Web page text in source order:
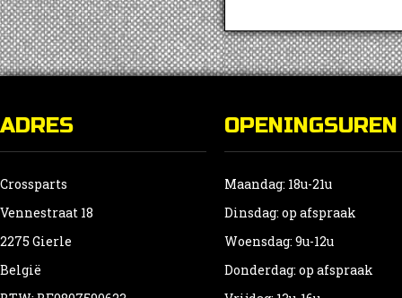
ADRES
Crossparts
Vennestraat 18
2275 Gierle
België
OPENINGSUREN
Maandag: 18u-21u
Dinsdag: op afspraak
Woensdag: 9u-12u
Donderdag: op afspraak